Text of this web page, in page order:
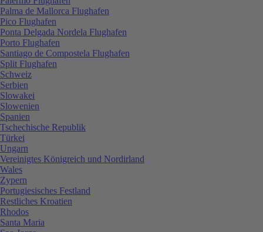
Palma de Mallorca Flughafen
Pico Flughafen
Ponta Delgada Nordela Flughafen
Porto Flughafen
Santiago de Compostela Flughafen
Split Flughafen
Schweiz
Serbien
Slowakei
Slowenien
Spanien
Tschechische Republik
Türkei
Ungarn
Vereinigtes Königreich und Nordirland
Wales
Zypern
Portugiesisches Festland
Restliches Kroatien
Rhodos
Santa Maria